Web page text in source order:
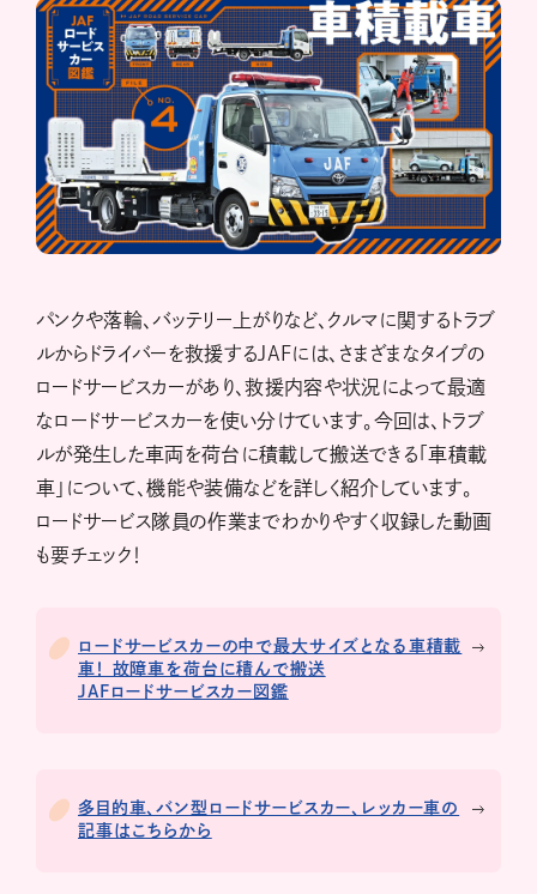
パンクや落輪、バッテリー上がりなど、クルマに関するトラブ
ルからドライバーを救援するJAFには、さまざまなタイプの
ロードサービスカーがあり、救援内容や状況によって最適
なロードサービスカーを使い分けています。今回は、トラブ
ルが発生した車両を荷台に積載して搬送できる「車積載
車」について、機能や装備などを詳しく紹介しています。
ロードサービス隊員の作業までわかりやすく収録した動画
も要チェック！
ロードサービスカーの中で最大サイズとなる車積載
車！ 故障車を荷台に積んで搬送
JAFロードサービスカー図鑑
多目的車、バン型ロードサービスカー、レッカー車の
記事はこちらから